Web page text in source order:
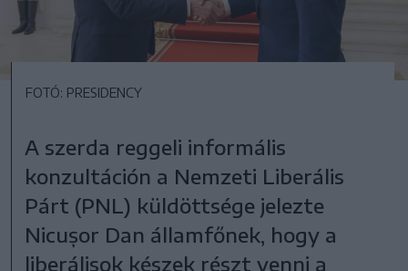
FOTÓ: PRESIDENCY
A szerda reggeli informális
konzultáción a Nemzeti Liberális
Párt (PNL) küldöttsége jelezte
Nicușor Dan államfőnek, hogy a
liberálisok készek részt venni a